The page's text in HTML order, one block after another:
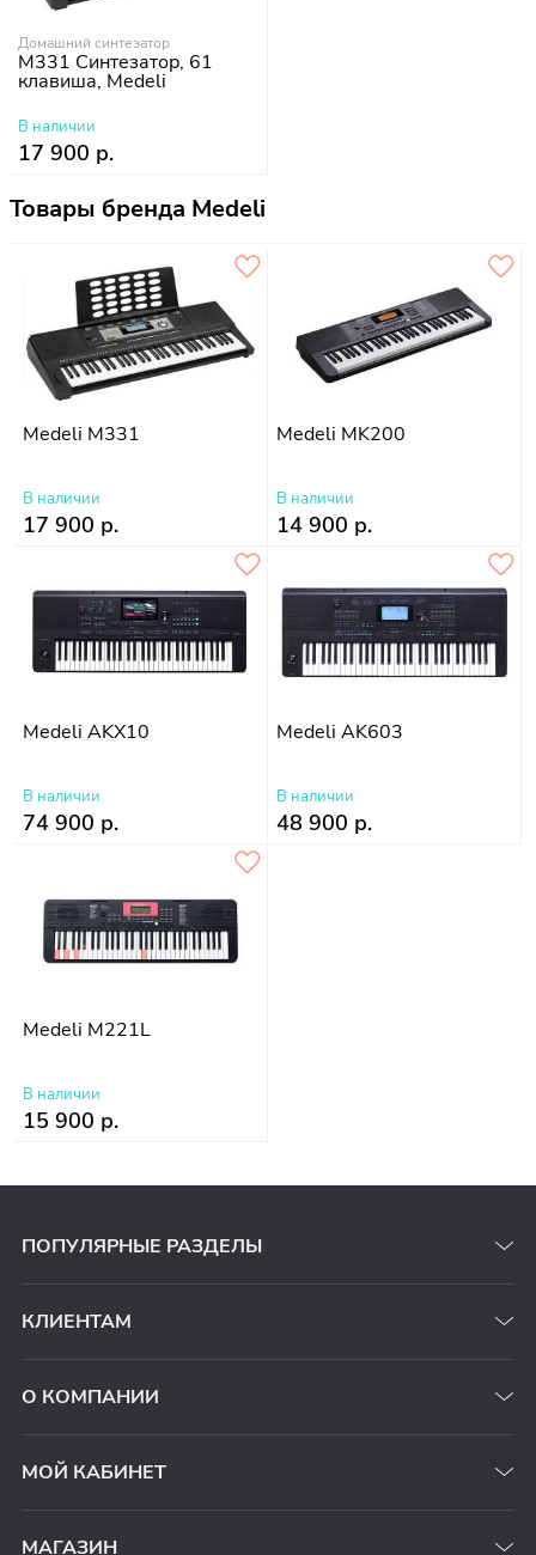
Домашний синтезатор
M331 Синтезатор, 61
клавиша, Medeli
В наличии
17 900 р.
Товары бренда Medeli
Medeli M331
В наличии
17 900 р.
Medeli MK200
В наличии
14 900 р.
Medeli AKX10
В наличии
74 900 р.
Medeli AK603
В наличии
48 900 р.
Medeli M221L
В наличии
15 900 р.
ПОПУЛЯРНЫЕ РАЗДЕЛЫ
КЛИЕНТАМ
О КОМПАНИИ
МОЙ КАБИНЕТ
МАГАЗИН